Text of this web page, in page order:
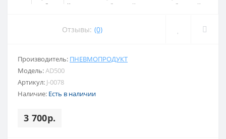
Отзывы: (0)
Производитель: ПНЕВМОПРОДУКТ
Модель:AD500
Артикул: J-0078
Наличие: Есть в наличии
3 700р.